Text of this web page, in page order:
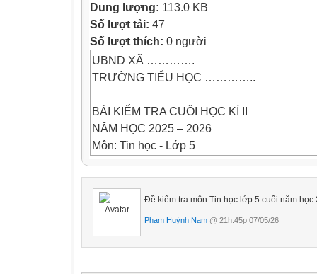
Dung lượng: 113.0 KB
Số lượt tải: 47
Số lượt thích: 0 người
UBND XÃ ………….
TRƯỜNG TIỂU HỌC …………..
BÀI KIỂM TRA CUỐI HỌC KÌ II
NĂM HỌC 2025 – 2026
Môn: Tin học - Lớp 5
Họ và
......................................
Ghi bằng số
Đề kiểm tra môn Tin học lớp 5 cuối năm
Phạm Huỳnh Nam @ 21h:45p 07/05/26